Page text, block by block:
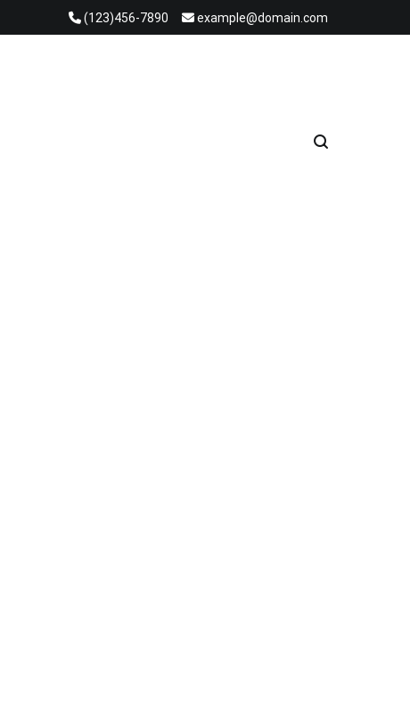
(123)456-7890 example@domain.com